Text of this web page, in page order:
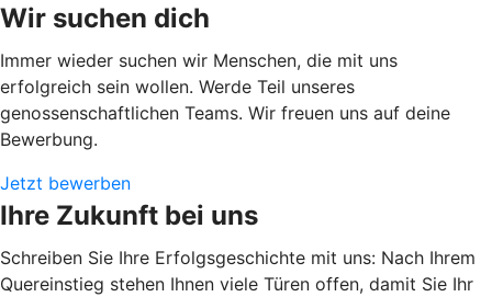
Wir suchen dich
Immer wieder suchen wir Menschen, die mit uns
erfolgreich sein wollen. Werde Teil unseres
genossenschaftlichen Teams. Wir freuen uns auf deine
Bewerbung.
Jetzt bewerben
Ihre Zukunft bei uns
Schreiben Sie Ihre Erfolgsgeschichte mit uns: Nach Ihrem
Quereinstieg stehen Ihnen viele Türen offen, damit Sie Ihr